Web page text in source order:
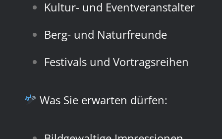
Kultur- und Eventveranstalter
Berg- und Naturfreunde
Festivals und Vortragsreihen
Was Sie erwarten dürfen: